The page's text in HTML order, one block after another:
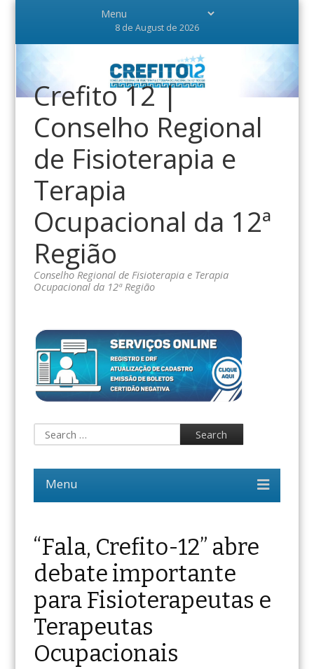
8 de August de 2026
Crefito 12 |
Conselho Regional
de Fisioterapia e
Terapia
Ocupacional da 12ª
Região
Conselho Regional de Fisioterapia e Terapia
Ocupacional da 12ª Região
“Fala, Crefito-12” abre
debate importante
para Fisioterapeutas e
Terapeutas
Ocupacionais